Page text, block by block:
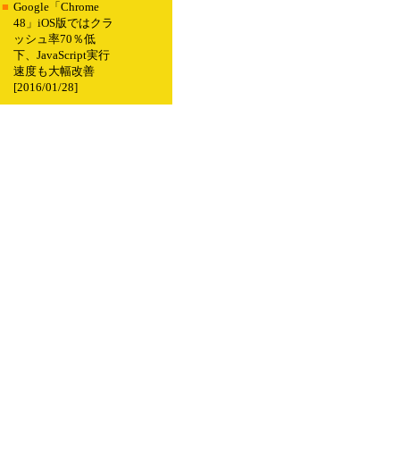
■ Google「Chrome
48」iOS版ではクラ
ッシュ率70％低
下、JavaScript実行
速度も大幅改善
[2016/01/28]